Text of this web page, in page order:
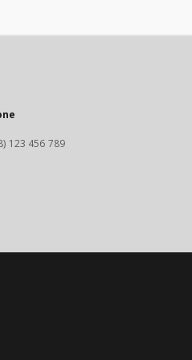
123 456 789